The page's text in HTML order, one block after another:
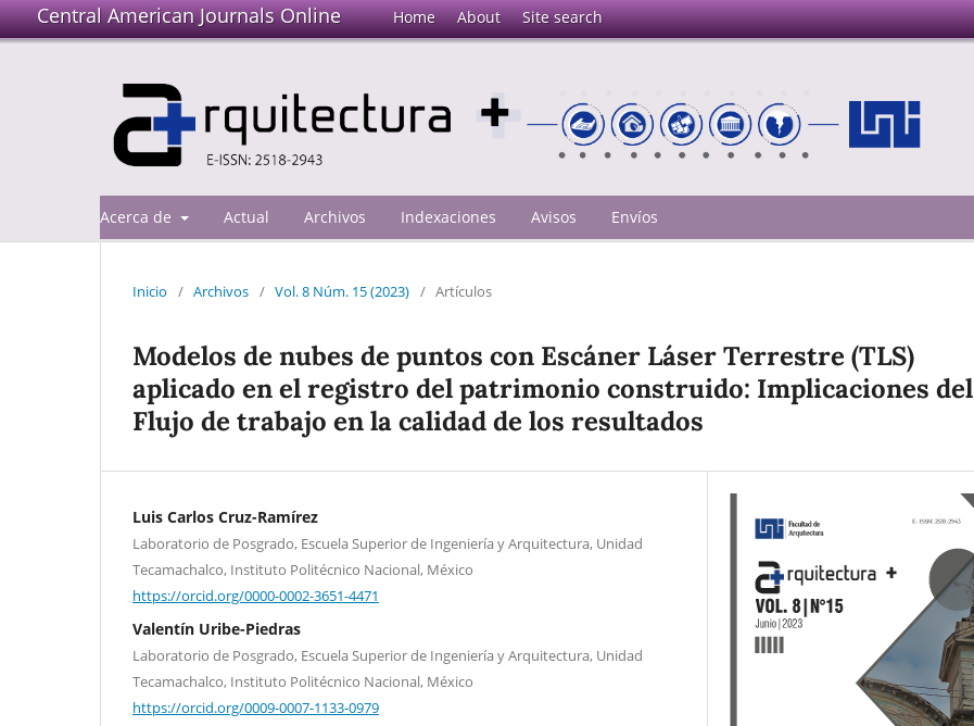
Central American Journals Online Home About Site search
Acerca de Actual Archivos Indexaciones Avisos Envíos
Inicio / Archivos / Vol. 8 Núm. 15 (2023) / Artículos
Modelos de nubes de puntos con Escáner Láser Terrestre (TLS)
aplicado en el registro del patrimonio construido: Implicaciones del
Flujo de trabajo en la calidad de los resultados
Luis Carlos Cruz-Ramírez
Laboratorio de Posgrado, Escuela Superior de Ingeniería y Arquitectura, Unidad
Tecamachalco, Instituto Politécnico Nacional, México
https://orcid.org/0000-0002-3651-4471
Valentín Uribe-Piedras
Laboratorio de Posgrado, Escuela Superior de Ingeniería y Arquitectura, Unidad
Tecamachalco, Instituto Politécnico Nacional, México
https://orcid.org/0009-0007-1133-0979